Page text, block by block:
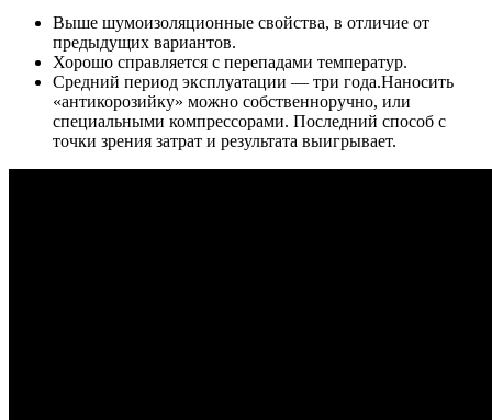
Выше шумоизоляционные свойства, в отличие от
предыдущих вариантов.
Хорошо справляется с перепадами температур.
Средний период эксплуатации — три года.Наносить
«антикорозийку» можно собственноручно, или
специальными компрессорами. Последний способ с
точки зрения затрат и результата выигрывает.